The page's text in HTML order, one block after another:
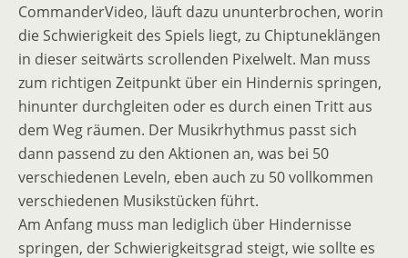
CommanderVideo, läuft dazu ununterbrochen, worin
die Schwierigkeit des Spiels liegt, zu Chiptuneklängen
in dieser seitwärts scrollenden Pixelwelt. Man muss
zum richtigen Zeitpunkt über ein Hindernis springen,
hinunter durchgleiten oder es durch einen Tritt aus
dem Weg räumen. Der Musikrhythmus passt sich
dann passend zu den Aktionen an, was bei 50
verschiedenen Leveln, eben auch zu 50 vollkommen
verschiedenen Musikstücken führt.
Am Anfang muss man lediglich über Hindernisse
springen, der Schwierigkeitsgrad steigt, wie sollte es